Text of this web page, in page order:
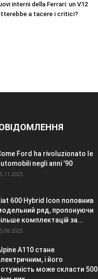
interni della Ferrari: un V12
a tacere i critici?
Ford ha rivoluzionato le
negli anni ’90
600 Hybrid Icon поповнив
ряд, пропонуючи
комплектацій за...
A110 стане
і його
може скласти 500